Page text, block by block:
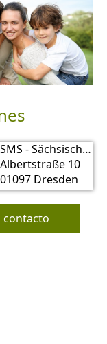
SMS - Sächsisches Ministerium für Soziales und Verbraucherschutz
Albertstraße 10
01097 Dresden
contacto